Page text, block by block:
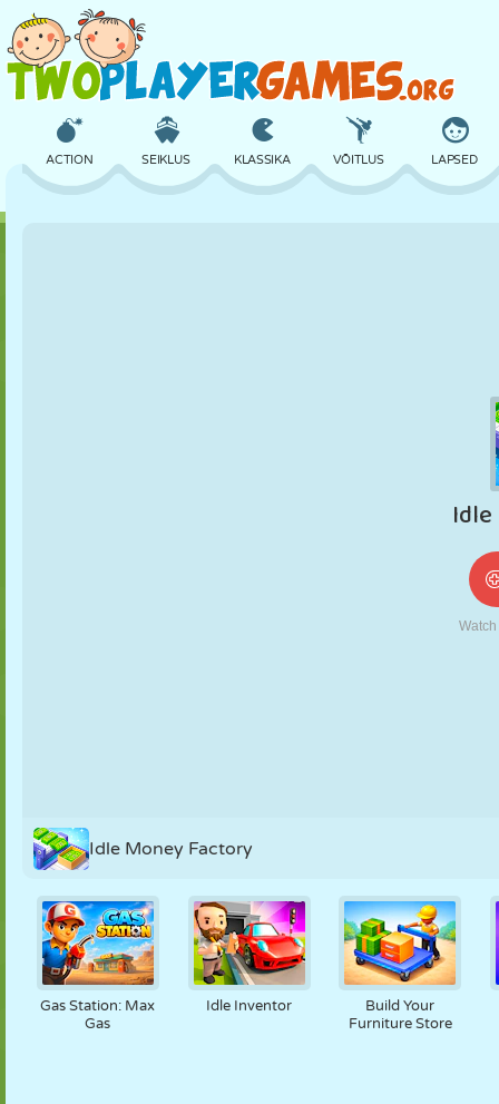
ACTION SEIKLUS KLASSIKA VÕITLUS LAPSED
ROBOT
TRULL
Idle Money Factory
Gas Station: Max
Gas
Idle Inventor
Build Your
Furniture Store